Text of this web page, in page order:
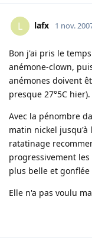
L lafx 1 nov.
Bon j'ai pris le
anémone-clown,
anémones doivent
presque 27°5C hier).
Avec la pénombre
matin nickel jusqu'à
ratatinage
progressivement
plus belle et
Elle n'a pas voulu